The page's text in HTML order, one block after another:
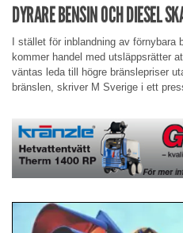
DYRARE BENSIN OCH DIESEL
I stället för inblandning av förnybara
kommer handel med utsläppsrätter
väntas leda till högre bränslepriser
bränslen, skriver M Sverige i ett